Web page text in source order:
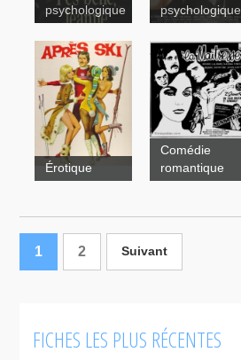
T'es belle,
Jeanne
psychologique
Le
sourd dans
la ville
psychologique
Après ski
Érotique
Comédie
romantique
1 2 Suivant
FICHES LES PLUS RÉCENTES